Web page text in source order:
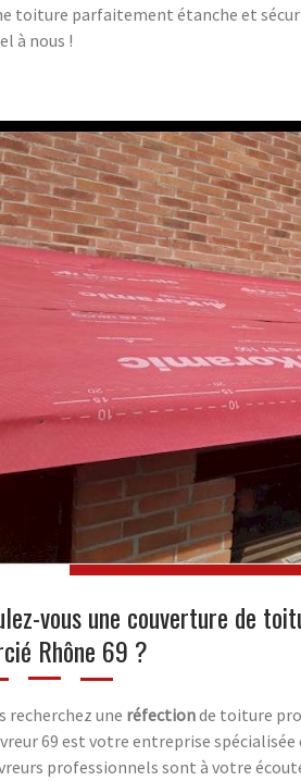
toiture parfaitement étanche et
à nous !
vous une couverture de
Rhône 69 ?
recherchez une réfectionde toiture
69 est votre entreprise
professionnels sont à votre